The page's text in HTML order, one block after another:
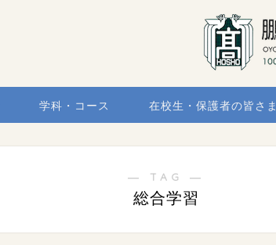
学科・コース 在校生・保護者の皆さま
― TAG ―
総合学習